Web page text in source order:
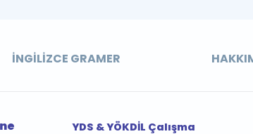
İNGILIZCE GRAMER
YDS & YÖKDİL Çalışma